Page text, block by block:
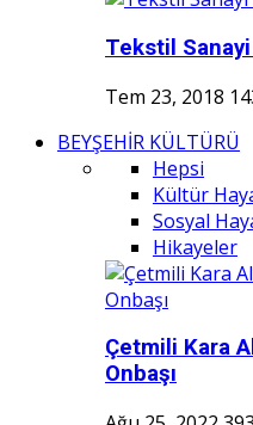
Tekstil Sanayi
Tem 23, 2018
BEYŞEHİR KÜLTÜRÜ
Hepsi
Kültür
Sosyal
Hikayeler
Çetmili Kara
Onbaşı